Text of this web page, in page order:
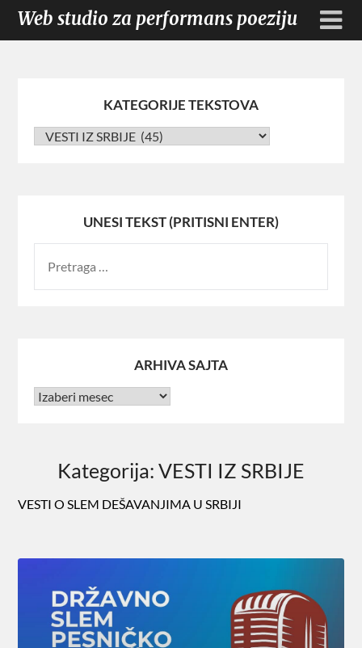
Web studio za performans poeziju
KATEGORIJE TEKSTOVA
UNESI TEKST (PRITISNI ENTER)
ARHIVA SAJTA
Kategorija: VESTI IZ SRBIJE
VESTI O SLEM DEŠAVANJIMA U SRBIJI